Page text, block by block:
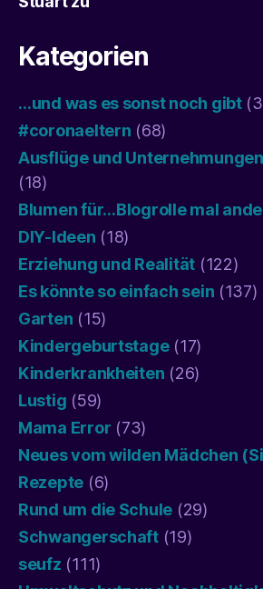
Kategorien
…und was es sonst noch gibt
#coronaeltern (68)
Ausflüge und
(18)
Blumen für…Blogrolle mal
DIY-Ideen (18)
Erziehung und Realität (122)
Es könnte so einfach sein (137)
Garten (15)
Kindergeburtstage(17)
Kinderkrankheiten (26)
Lustig (59)
Mama Error (73)
Neues vom wilden Mädchen
Rezepte (6)
Rund um die Schule (29)
Schwangerschaft(19)
seufz (111)